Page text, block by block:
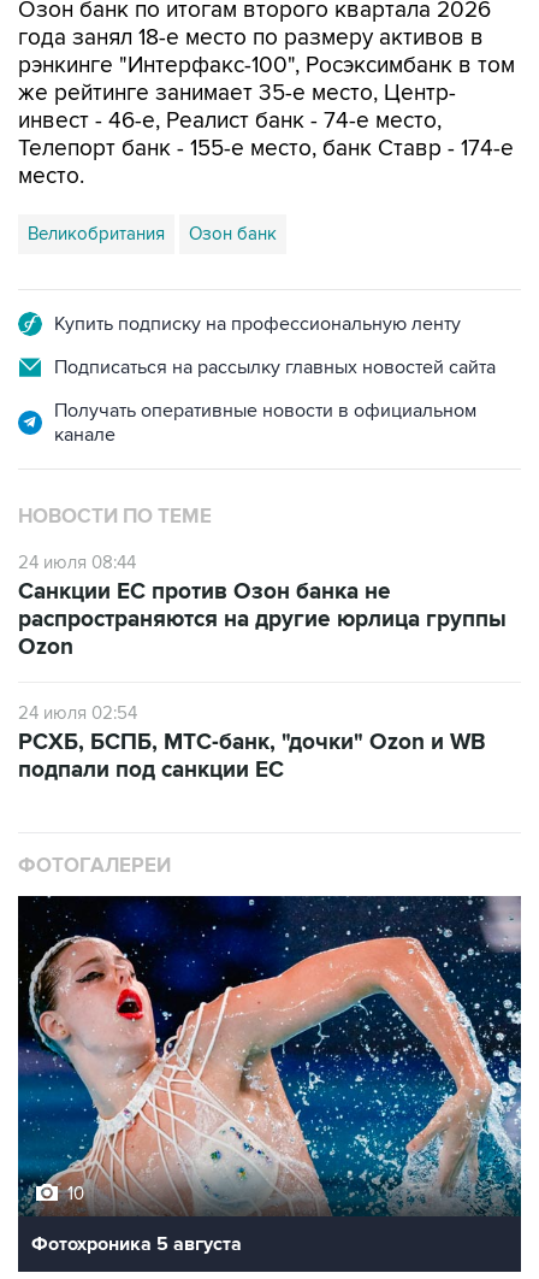
рэнкинге "Интерфакс-100", Росэксимбанк в том
же рейтинге занимает 35-е место, Центр-
инвест - 46-е, Реалист банк - 74-е место,
Телепорт банк - 155-е место, банк Ставр - 174-е
место.
Великобритания
Подписаться на рассылку главных новостей сайта
Получать оперативные новости в официальном
НОВОСТИ ПО ТЕМЕ
24 июля 08:44
распространяются на другие юрлица группы
Ozon
подпали под санкции ЕС
10
Фотохроника 5 августа